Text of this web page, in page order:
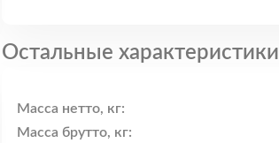
Остальные характеристики
Масса нетто, кг:
Масса брутто, кг: